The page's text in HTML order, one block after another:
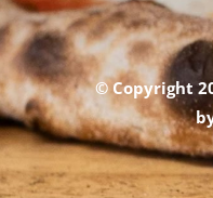
© Copyright